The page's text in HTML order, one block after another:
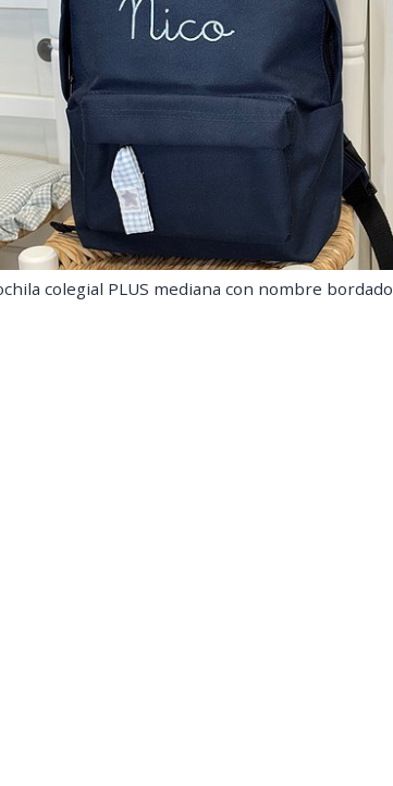
colegial PLUS mediana con nombre bordado